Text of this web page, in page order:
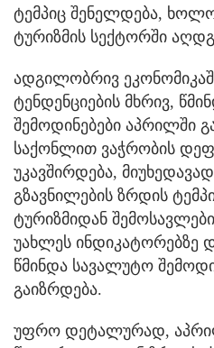
ტემპიც შენელდება,
ტურიზმის სექტორში
ადგილობრივ
ტენდენციების მხრივ,
შემოდინებები აპრილში
საქონლით ვაჭრობის
უკავშირდება,
გზავნილების ზრდის
ტურიზმიდან
უახლეს ინდიკატორებზე
წმინდა სავალუტო
გაიზრდება.
უფრო დეტალურად,